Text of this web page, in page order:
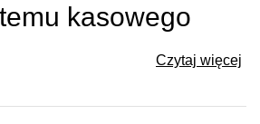
kasowego
Czytaj więcej